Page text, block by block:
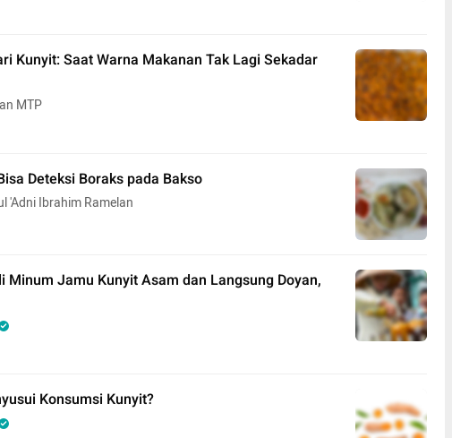
Kunyit: Saat Warna Makanan Tak Lagi Sekadar
MTP
Deteksi Boraks pada Bakso
'Adni Ibrahim Ramelan
Minum Jamu Kunyit Asam dan Langsung Doyan,
Konsumsi Kunyit?